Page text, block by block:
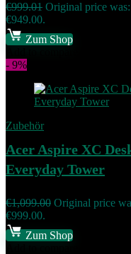
€999.01 Original price
€949.00.
Zum Shop
- 9%
Zubehör
Acer Aspire XC
Everyday Tower
€1,099.00 Original price
€999.00.
Zum Shop